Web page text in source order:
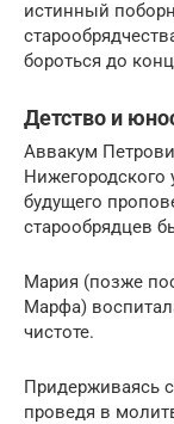
истинный
бороться до
Детство и
Аввакум
Нижегородского
будущего
старообрядцев
Мария (позже
Марфа)
чистоте.
Придерживаясь
проведя в